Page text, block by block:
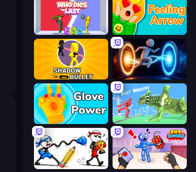
Who Dies Last? Feeling Arrow
Shadow Bullet Portal Escape
Glove Power Silly Walkers
Doodle Smash TNT Bomber